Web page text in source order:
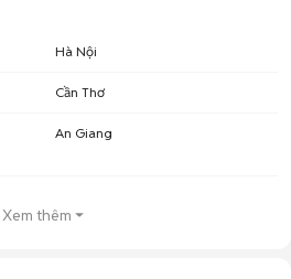
Hà Nội
Cần Thơ
An Giang
Xem thêm